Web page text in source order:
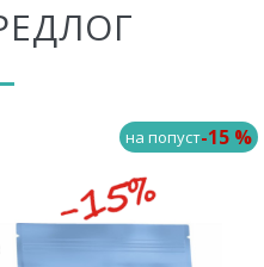
на попуст-15 %